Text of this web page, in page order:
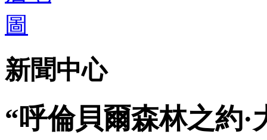
新聞中心
“呼倫貝爾森林之約·